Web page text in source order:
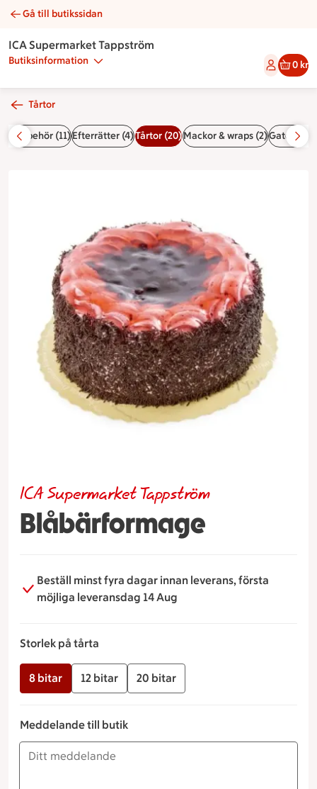
Blåbärformage | Catering ICA Supermarket Tappström
Gå till butikssidan
ICA Supermarket Tappström
Butiksinformation 0 kr
Tårtor
tillbehör (11)Efterrätter (4)Tårtor (20)Mackor & wraps (2)Gateau
Blåbärformage
ICA Supermarket Tappström
Beställ minst fyra dagar innan leverans, första
möjliga leveransdag 14 Aug
Storlek på tårta
8 bitar 12 bitar 20 bitar
Meddelande till butik